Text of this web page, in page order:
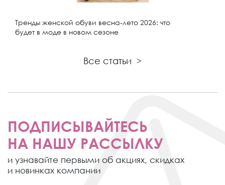
Тренды женской обуви весна-лето 2026: что
будет в моде в новом сезоне
Все статьи >
ПОДПИСЫВАЙТЕСЬ
НА НАШУ РАССЫЛКУ
и узнавайте первыми об акциях, скидках
и новинках компании